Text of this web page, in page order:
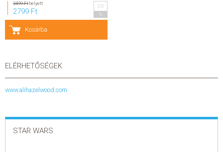
3499 Fthelyett
2799 Ft
20
Kosárba
ELÉRHETŐSÉGEK
www.alihazelwood.com
STAR WARS